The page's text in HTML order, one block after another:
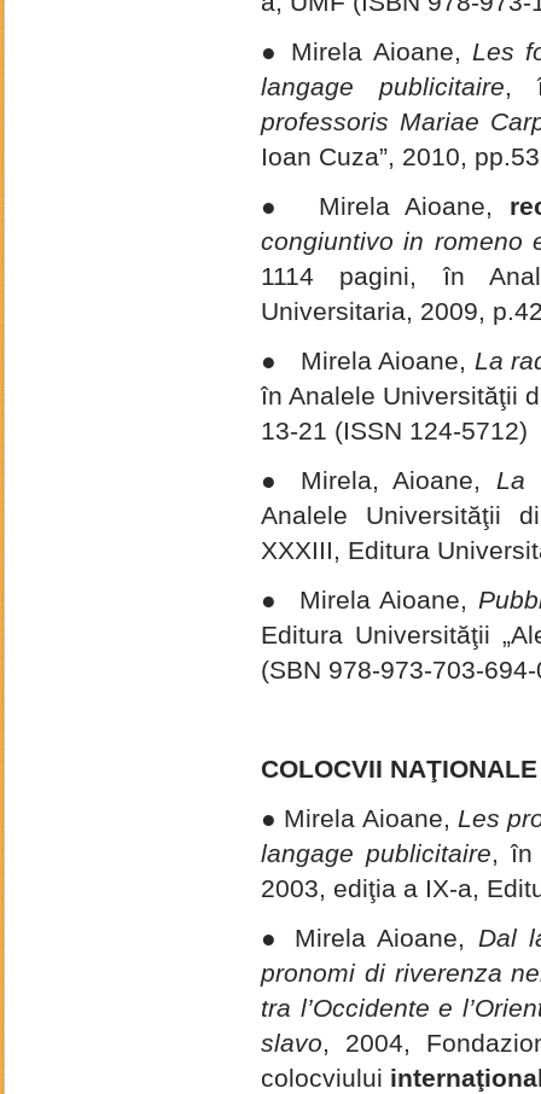
● Mirela Aioane, Les
langage publicitaire,
professoris Mariae
Ioan Cuza”, 2010,
● Mirela Aioane,
congiuntivo in
1114 pagini, în
Universitaria, 2009,
● Mirela Aioane, La
în Analele Universităţii
13-21 (ISSN 124-5712)
● Mirela, Aioane,La
Analele Universităţii
XXXIII, Editura
● Mirela Aioane,
Editura Universităţii
(SBN 978-973-703-
COLOCVII
● Mirela Aioane, Les
langage publicitaire,
2003, ediţia a IX-a,
● Mirela Aioane, Dal
pronomi di riverenza
tra l’Occidente e
slavo, 2004,
colocviului